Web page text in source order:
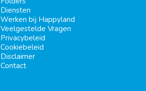
Diensten
Werken bij Happyland
Veelgestelde Vragen
Privacybeleid
Cookiebeleid
Disclaimer
Contact